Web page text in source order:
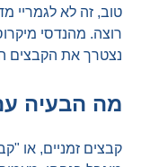
טוב, זה לא לגמריי
רוצה. מהנדסי
נצטרך את הקבצים
מה הבעיה
קבצים זמניים, או